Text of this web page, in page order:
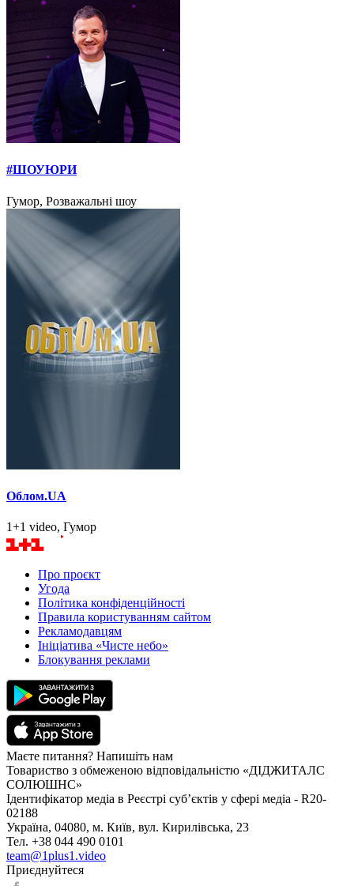
#ШОУЮРИ
Гумор, Розважальні шоу
Облом.UA
1+1 video, Гумор
Про проєкт
Угода
Політика конфіденційності
Правила користуванням сайтом
Рекламодавцям
Ініціатива «Чисте небо»
Блокування реклами
Маєте питання? Напишіть нам
Товариство з обмеженою відповідальністю «ДІДЖИТАЛС
СОЛЮШНС»
Ідентифікатор медіа в Реєстрі суб’єктів у сфері медіа - R20-
02188
Україна, 04080, м. Київ, вул. Кирилівська, 23
Тел. +38 044 490 0101
team@1plus1.video
Приєднуйтеся